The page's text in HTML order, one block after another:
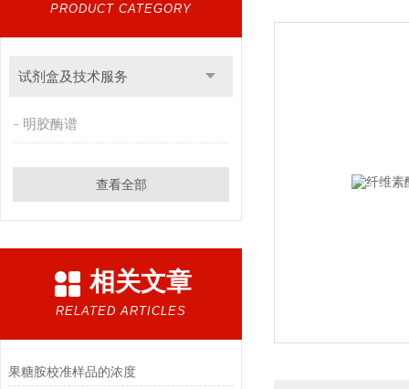
PRODUCT CATEGORY
试剂盒及技术服务
明胶酶谱
查看全部
相关文章
RELATED ARTICLES
果糖胺校准样品的浓度